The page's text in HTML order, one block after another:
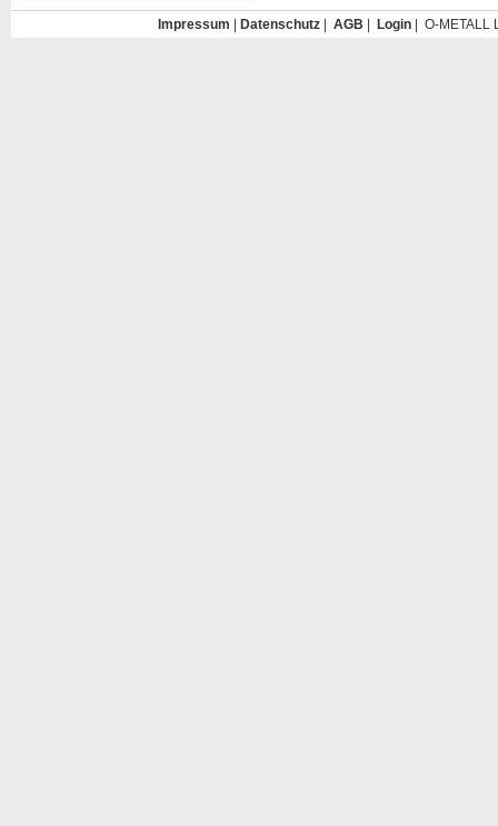
Impressum Datenschutz| AGB Login| O-METALL